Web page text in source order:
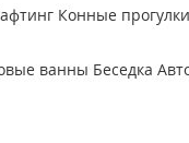
Конные прогулки
ванны Беседка